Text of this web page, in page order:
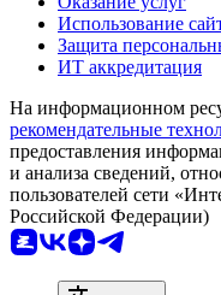
Использование
Защита
ИТ аккредитация
На информационном
рекомендательные
предоставления
и анализа сведений,
пользователей сети
Российской Федерации)